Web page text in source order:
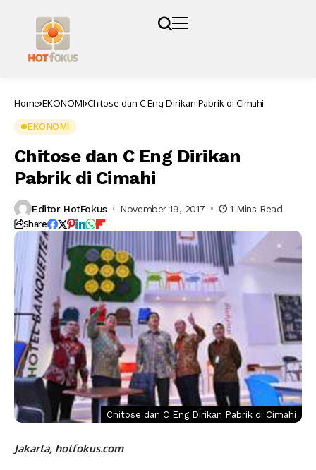
Home EKONOMI Chitose dan C Eng Dirikan Pabrik di Cimahi
EKONOMI
Chitose dan C Eng Dirikan
Pabrik di Cimahi
Editor HotFokus November 19, 2017 1 Mins Read
Share
Chitose dan C Eng Dirikan Pabrik di Cimahi
Jakarta, hotfokus.com